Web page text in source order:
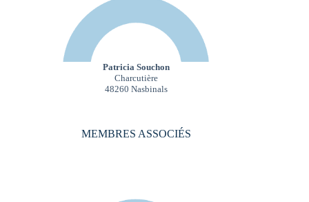
Patricia Souchon
Charcutière
48260 Nasbinals
MEMBRES ASSOCIÉS